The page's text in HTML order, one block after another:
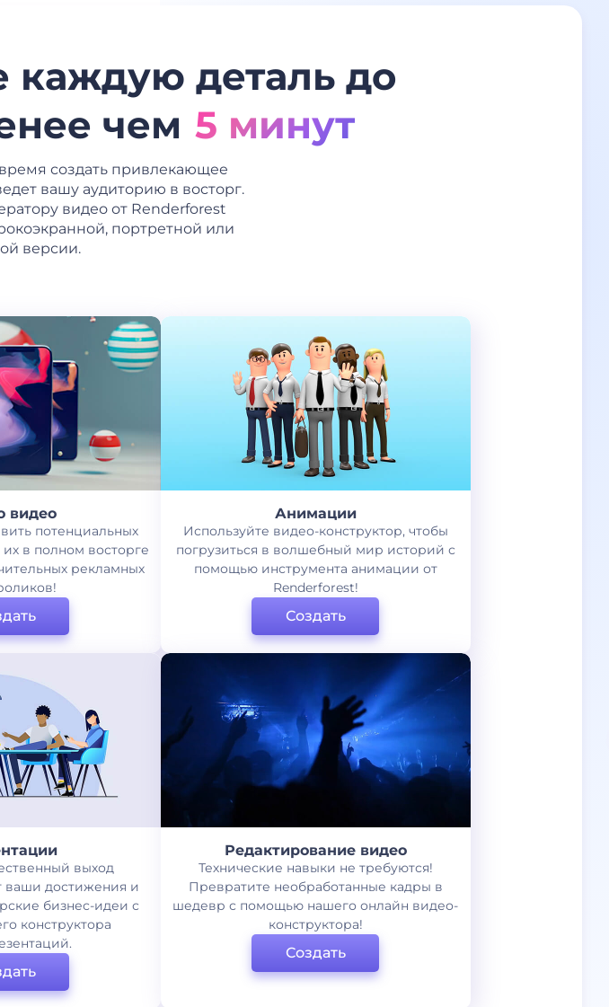
каждую деталь до
чем 5 минут
создать привлекающее
вашу аудиторию в восторг.
видео от Renderforest
портретной или
версии.
видео
потенциальных
в полном восторге
рекламных
Анимации
Используйте видео-конструктор, чтобы
погрузиться в волшебный мир историй с
помощью инструмента анимации от
Renderforest!
Создать
выход
ваши достижения и
бизнес-идеи с
конструктора
Редактирование видео
Технические навыки не требуются!
Превратите необработанные кадры в
шедевр с помощью нашего онлайн видео-
конструктора!
Создать